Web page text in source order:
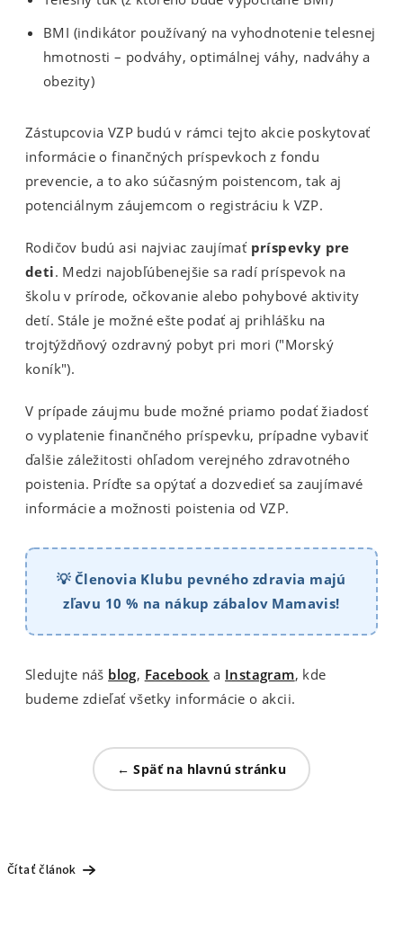
BMI (indikátor používaný na vyhodnotenie telesnej
hmotnosti – podváhy, optimálnej váhy, nadváhy a
obezity)
Zástupcovia VZP budú v rámci tejto akcie poskytovať
informácie o finančných príspevkoch z fondu
prevencie, a to ako súčasným poistencom, tak aj
potenciálnym záujemcom o registráciu k VZP.
Rodičov budú asi najviac zaujímať príspevky pre
deti. Medzi najobľúbenejšie sa radí príspevok na
školu v prírode, očkovanie alebo pohybové aktivity
detí. Stále je možné ešte podať aj prihlášku na
trojtýždňový ozdravný pobyt pri mori ("Morský
koník").
V prípade záujmu bude možné priamo podať žiadosť
o vyplatenie finančného príspevku, prípadne vybaviť
ďalšie záležitosti ohľadom verejného zdravotného
poistenia. Príďte sa opýtať a dozvedieť sa zaujímavé
informácie a možnosti poistenia od VZP.
💡 Členovia Klubu pevného zdravia majú
zľavu 10 % na nákup zábalov Mamavis!
Sledujte náš blog, Facebook a Instagram, kde
budeme zdieľať všetky informácie o akcii.
← Späť na hlavnú stránku
Čítať článok